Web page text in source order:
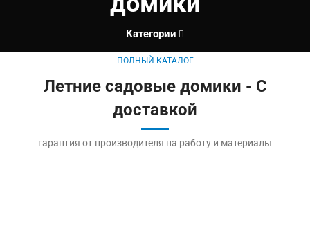
Категории
ПОЛНЫЙ КАТАЛОГ
Летние садовые домики - С
доставкой
гарантия от производителя на работу и материалы